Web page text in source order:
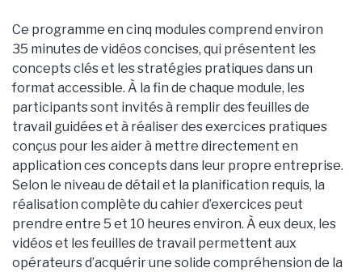
Ce programme en cinq modules comprend environ
35 minutes de vidéos concises, qui présentent les
concepts clés et les stratégies pratiques dans un
format accessible. À la fin de chaque module, les
participants sont invités à remplir des feuilles de
travail guidées et à réaliser des exercices pratiques
conçus pour les aider à mettre directement en
application ces concepts dans leur propre entreprise.
Selon le niveau de détail et la planification requis, la
réalisation complète du cahier d’exercices peut
prendre entre 5 et 10 heures environ. À eux deux, les
vidéos et les feuilles de travail permettent aux
opérateurs d’acquérir une solide compréhension de la